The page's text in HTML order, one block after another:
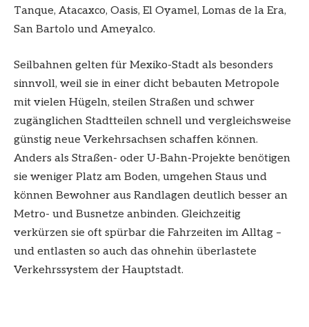
Tanque, Atacaxco, Oasis, El Oyamel, Lomas de la Era,
San Bartolo und Ameyalco.
Seilbahnen gelten für Mexiko-Stadt als besonders
sinnvoll, weil sie in einer dicht bebauten Metropole
mit vielen Hügeln, steilen Straßen und schwer
zugänglichen Stadtteilen schnell und vergleichsweise
günstig neue Verkehrsachsen schaffen können.
Anders als Straßen- oder U-Bahn-Projekte benötigen
sie weniger Platz am Boden, umgehen Staus und
können Bewohner aus Randlagen deutlich besser an
Metro- und Busnetze anbinden. Gleichzeitig
verkürzen sie oft spürbar die Fahrzeiten im Alltag –
und entlasten so auch das ohnehin überlastete
Verkehrssystem der Hauptstadt.